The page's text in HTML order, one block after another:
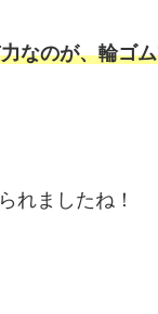
なのが、輪ゴ
れましたね！